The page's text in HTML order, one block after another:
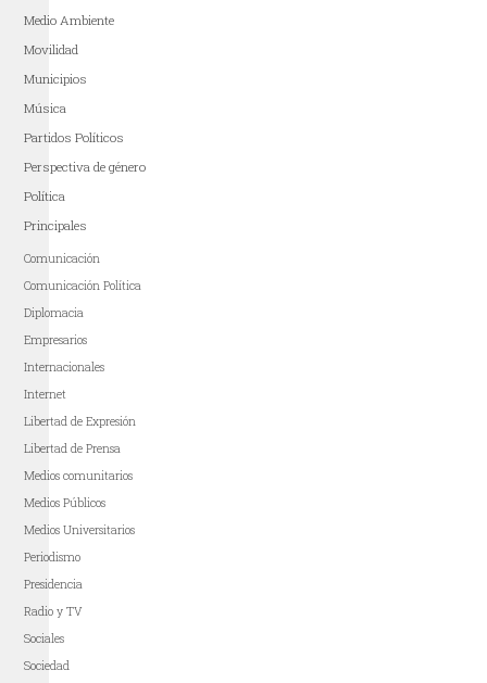
Medio Ambiente
Movilidad
Municipios
Música
Partidos Políticos
Perspectiva de género
Política
Principales
Comunicación
Comunicación Política
Diplomacia
Empresarios
Internacionales
Internet
Libertad de Expresión
Libertad de Prensa
Medios comunitarios
Medios Públicos
Medios Universitarios
Periodismo
Presidencia
Radio y TV
Sociales
Sociedad